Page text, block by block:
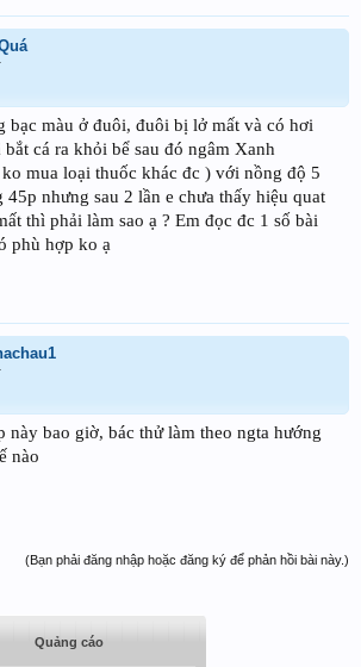
bạc màu ở đuôi, đuôi bị lở mất và có hơi
cá ra khỏi bể sau đó ngâm Xanh
mua loại thuốc khác đc ) với nồng độ 5
nhưng sau 2 lần e chưa thấy hiệu quat
thì phải làm sao ạ ? Em đọc đc 1 số bài
phù hợp ko ạ
này bao giờ, bác thử làm theo ngta hướng
nào
(Bạn phải đăng nhập hoặc đăng ký để phản hồi bài này.)
Quảng cáo